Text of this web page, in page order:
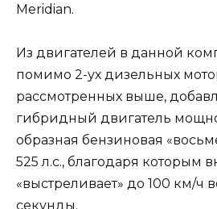
Meridian.
Из двигателей в данной
помимо 2-ух дизельных
рассмотренных выше,
гибридный двигатель
образная бензиновая
525 л.с., благодаря которым
«выстреливает» до 100 км/ч
секунды.